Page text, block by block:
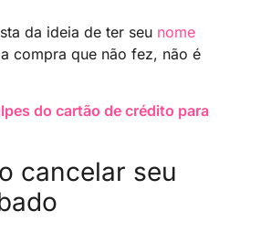
da ideia de ter seu nome
compra que não fez, não é
do cartão de crédito para
cancelar seu